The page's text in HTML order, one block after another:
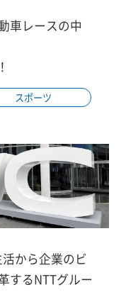
車レースの中
スポーツ
活から企業のビ
するNTTグルー